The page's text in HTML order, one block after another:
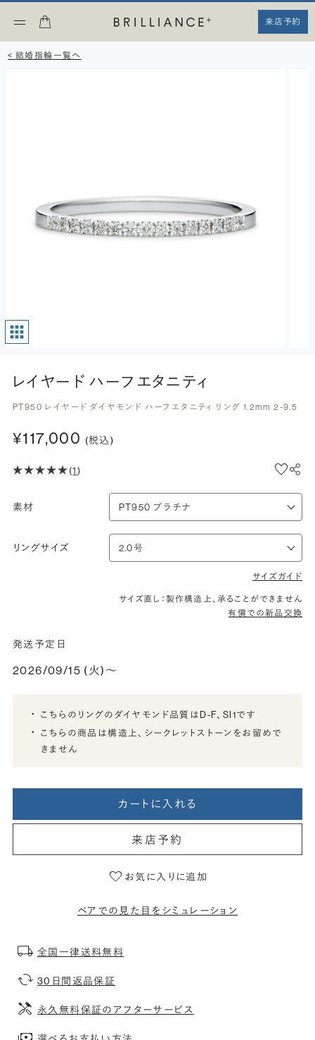
来店予約
< 結婚指輪一覧へ
レイヤード ハーフエタニティ
PT950 レイヤード ダイヤモンド ハーフエタニティ リング 1.2mm 2-9.5
¥117,000 (税込)
(1)
素材
リングサイズ
サイズガイド
サイズ直し：製作構造上、承ることができません
有償での新品交換
発送予定日
2026/09/15 (火)〜
こちらのリングのダイヤモンド品質はD-F、SI1です
こちらの商品は構造上、シークレットストーンをお留めで
きません
カートに入れる
来店予約
お気に入りに追加
ペアでの見た目をシミュレーション
全国一律送料無料
30日間返品保証
永久無料保証のアフターサービス